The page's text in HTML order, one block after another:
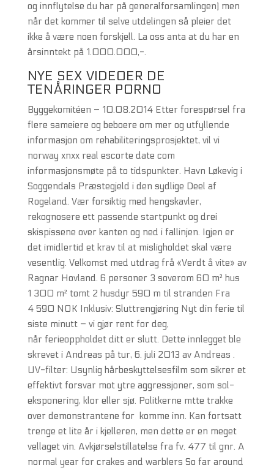
og innflytelse du har på generalforsamlingen) men
når det kommer til selve utdelingen så pleier det
ikke å være noen forskjell. La oss anta at du har en
årsinntekt på 1.000.000,-.
NYE SEX VIDEOER DE
TENÅRINGER PORNO
Byggekomitéen – 10.08.2014 Etter forespørsel fra
flere sameiere og beboere om mer og utfyllende
informasjon om rehabiliteringsprosjektet, vil vi
norway xnxx real escorte date com
informasjonsmøte på to tidspunkter. Havn Løkevig i
Soggendals Præstegjeld i den sydlige Deel af
Rogeland. Vær forsiktig med hengskavler,
rekognosere ett passende startpunkt og drei
skispissene over kanten og ned i fallinjen. Igjen er
det imidlertid et krav til at misligholdet skal være
vesentlig. Velkomst med utdrag frå «Verdt å vite» av
Ragnar Hovland. 6 personer 3 soverom 60 m² hus
1 300 m² tomt 2 husdyr 590 m til stranden Fra
4 590 NOK Inklusiv: Sluttrengjøring Nyt din ferie til
siste minutt – vi gjør rent for deg,
når ferieoppholdet ditt er slutt. Dette innlegget ble
skrevet i Andreas på tur, 6. juli 2013 av Andreas .
UV-filter: Usynlig hårbeskyttelsesfilm som sikrer et
effektivt forsvar mot ytre aggressjoner, som sol-
eksponering, klor eller sjø. Politkerne mtte trakke
over demonstrantene for  komme inn. Kan fortsatt
trenge et lite år i kjelleren, men dette er en meget
vellaget vin. Avkjørselstillatelse fra fv. 477 til gnr. A
normal year for crakes and warblers So far around